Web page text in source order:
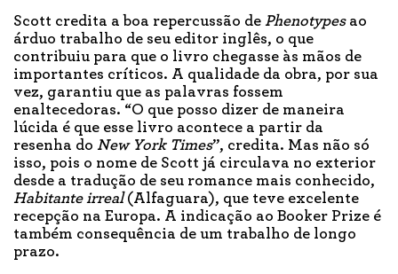
Scott credita a boa repercussão de Phenotypes ao
árduo trabalho de seu editor inglês, o que
contribuiu para que o livro chegasse às mãos de
importantes críticos. A qualidade da obra, por sua
vez, garantiu que as palavras fossem
enaltecedoras. “O que posso dizer de maneira
lúcida é que esse livro acontece a partir da
resenha do New York Times”, credita. Mas não só
isso, pois o nome de Scott já circulava no exterior
desde a tradução de seu romance mais conhecido,
Habitante irreal (Alfaguara), que teve excelente
recepção na Europa. A indicação ao Booker Prize é
também consequência de um trabalho de longo
prazo.